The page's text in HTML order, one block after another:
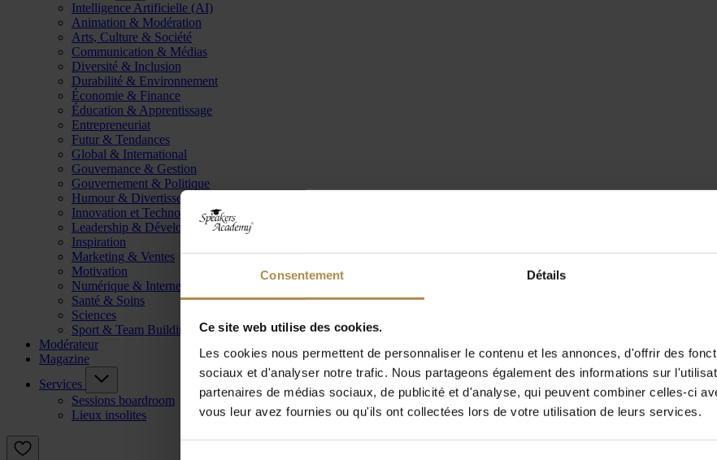
Consentement Détails
Ce site web utilise des cookies.
Les cookies nous permettent de personnaliser le contenu et les annonces, d'offrir des
sociaux et d'analyser notre trafic. Nous partageons également des informations sur
partenaires de médias sociaux, de publicité et d'analyse, qui peuvent combiner celles-ci
vous leur avez fournies ou qu'ils ont collectées lors de votre utilisation de leurs services.
Intelligence Artificielle (AI)
Animation & Modération
Arts, Culture & Société
Communication & Médias
Diversité & Inclusion
Durabilité & Environnement
Économie & Finance
Éducation & Apprentissage
Entrepreneuriat
Futur & Tendances
Global & International
Gouvernance & Gestion
Gouvernement & Politique
Humour & Divertissement
Innovation et Technologie
Leadership & Développement
Inspiration
Marketing & Ventes
Motivation
Numérique & Internet
Santé & Soins
Sciences
Sport & Team Building
Modérateur
Magazine
Services
Sessions boardroom
Lieux insolites